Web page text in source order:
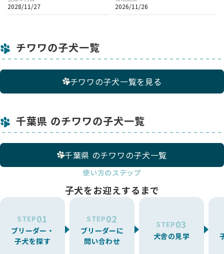
2028/11/27 2026/11/26
チワワの子犬一覧
チワワの子犬一覧を見る
千葉県 のチワワの子犬一覧
千葉県 のチワワの子犬一覧
使い方のステップ
子犬をお迎えするまで
STEP01
ブリーダー・
子犬を探す
STEP02
ブリーダーに
問い合わせ
STEP03
犬舎の見学